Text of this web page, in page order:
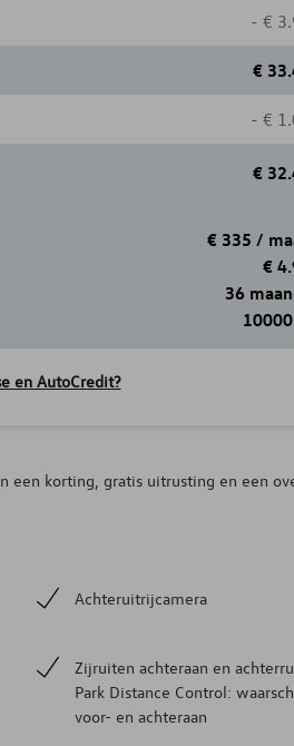
- €
€
- €
€
€ 335 /
€
36
en AutoCredit?
korting, gratis uitrusting en een
Achteruitrijcamera
Zijruiten achteraan en
Park Distance Control:
voor- en achteraan